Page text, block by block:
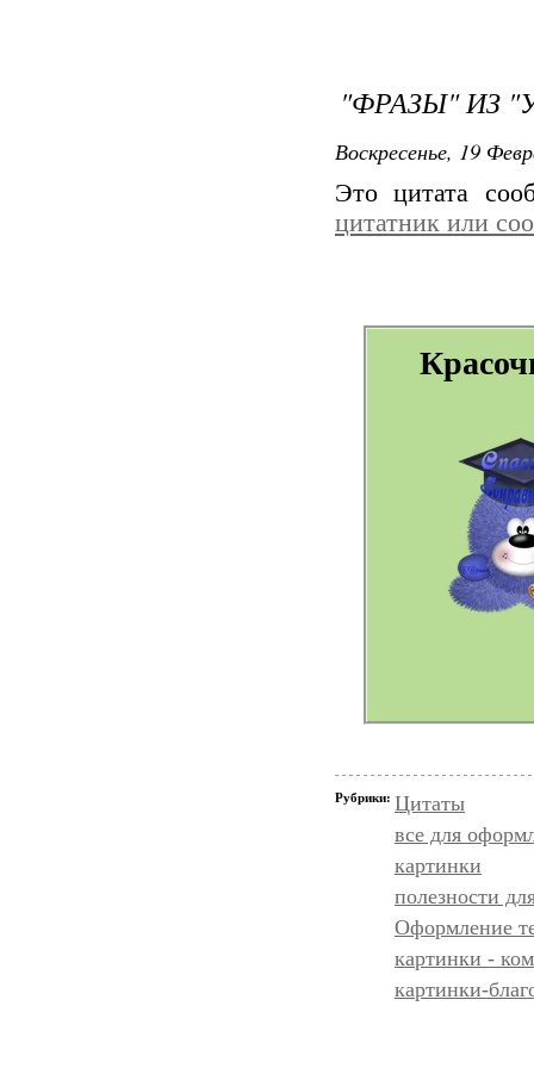
"ФРАЗЫ" ИЗ
Воскресенье, 19
Это цитата
цитатник или
Рубрики: Цитаты
все для
картинки
полезности
Оформление
картинки -
картинки-